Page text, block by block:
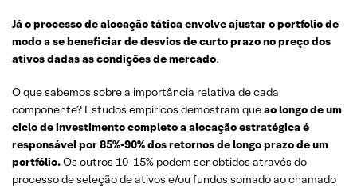
Já o processo de alocação tática envolve ajustar o portfolio de
modo a se beneficiar de desvios de curto prazo no preço dos
ativos dadas as condições de mercado.
O que sabemos sobre a importância relativa de cada
componente? Estudos empíricos demostram queao longo de um
ciclo de investimento completo a alocação estratégica é
responsável por 85%-90% dos retornos de longo prazo de um
portfólio.Os outros 10-15% podem ser obtidos através do
processo de seleção de ativos e/ou fundos somado ao chamado